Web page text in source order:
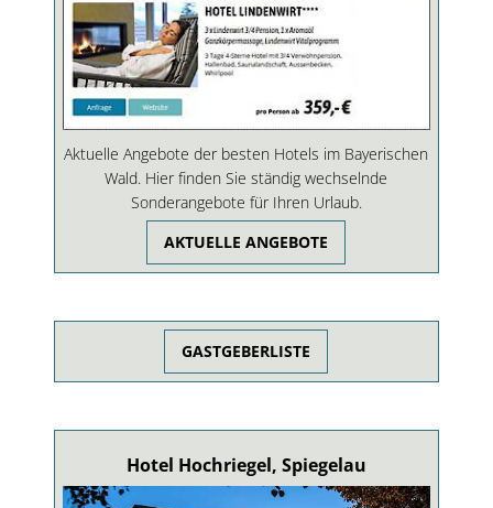
Aktuelle Angebote der besten Hotels im Bayerischen
Wald. Hier finden Sie ständig wechselnde
Sonderangebote für Ihren Urlaub.
AKTUELLE ANGEBOTE
GASTGEBERLISTE
Hotel Hochriegel, Spiegelau